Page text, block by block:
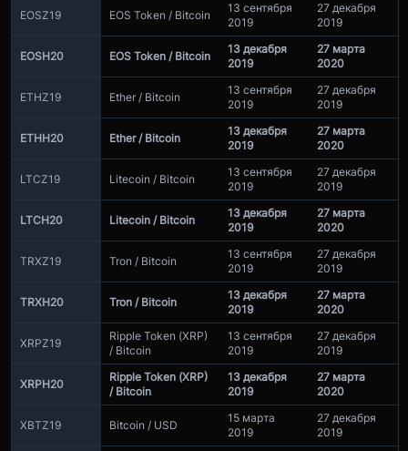
EOSZ19 EOS Token / Bitcoin
13 сентября
2019
27 декабря
2019
EOSH20 EOS Token / Bitcoin
13 декабря
2019
27 марта
2020
ETHZ19 Ether / Bitcoin
13 сентября
2019
27 декабря
2019
ETHH20 Ether / Bitcoin
13 декабря
2019
27 марта
2020
LTCZ19 Litecoin / Bitcoin
13 сентября
2019
27 декабря
2019
LTCH20 Litecoin / Bitcoin
13 декабря
2019
27 марта
2020
TRXZ19 Tron / Bitcoin
13 сентября
2019
27 декабря
2019
TRXH20 Tron / Bitcoin
13 декабря
2019
27 марта
2020
XRPZ19
Ripple Token (XRP)
/ Bitcoin
13 сентября
2019
27 декабря
2019
XRPH20
Ripple Token (XRP)
/ Bitcoin
13 декабря
2019
27 марта
2020
XBTZ19 Bitcoin / USD
15 марта
2019
27 декабря
2019